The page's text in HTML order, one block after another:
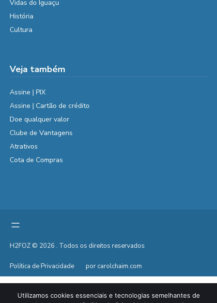
Vidas do Iguaçu
História
Cultura
Veja também
Assine | PIX
Assine | Cartão de crédito
Doe qualquer valor
Clube de Vantagens
Atrativos
Cota de Compras
H2FOZ © 2026 . Todos os direitos reservados
Política de Privacidade por carolchaim.com
Utilizamos cookies essenciais e tecnologias semelhantes de